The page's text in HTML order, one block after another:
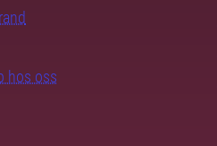
hos oss